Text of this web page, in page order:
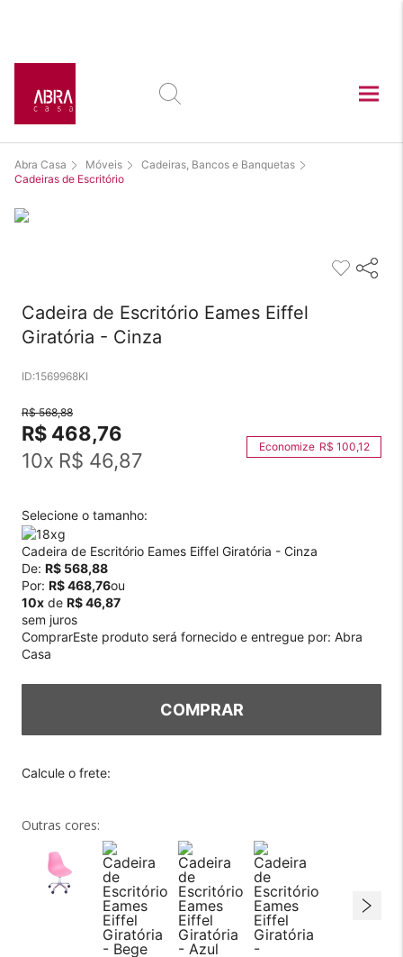
Abra Casa Móveis
Cadeiras, Bancos e Banquetas
Cadeiras de Escritório
Cadeira de Escritório Eames Eiffel
Giratória - Cinza
1569968KI
R$ 568,88
R$ 468,76
10x R$ 46,87
R$ 100,12
Selecione o tamanho:
Cadeira de Escritório Eames Eiffel Giratória - Cinza
De: R$ 568,88
Por: R$ 468,76ou
10x de R$ 46,87
sem juros
ComprarEste produto será fornecido e entregue por: Abra
Casa
COMPRAR
Outras cores:
Este produto está
exposto nas lojas: